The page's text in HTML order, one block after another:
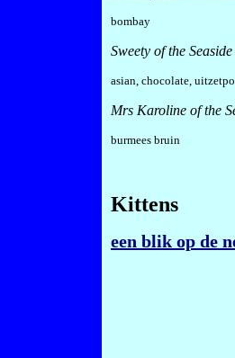
bombay
Sweety of the Seaside
asian, chocolate,
Mrs Karoline of the
burmees bruin
Kittens
een blik op de